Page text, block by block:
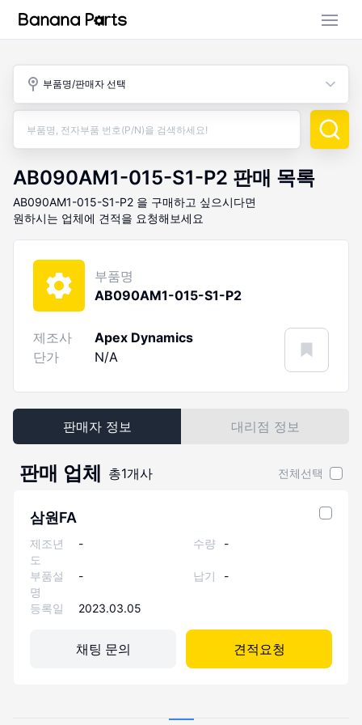
부품명/판매자 선택
AB090AM1-015-S1-P2 판매 목록
AB090AM1-015-S1-P2 을 구매하고 싶으시다면
원하시는 업체에 견적을 요청해보세요
부품명
AB090AM1-015-S1-P2
제조사
Apex Dynamics
단가
N/A
판매자 정보 대리점 정보
판매 업체 총1개사 전체선택
삼원FA
제조년
도
- 수량 -
부품설
명
- 납기 -
등록일 2023.03.05
채팅 문의 견적요청